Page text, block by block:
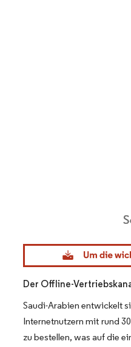
Bild © Mordor Intelligence.
Der Offline-
Saudi-Arabien entwickelt
Internetnutzern mit rund
zu bestellen, was auf die